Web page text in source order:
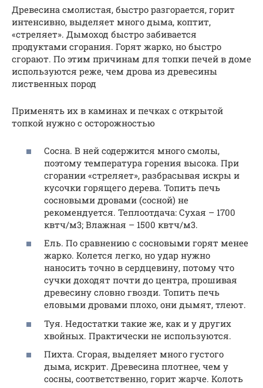
Древесина смолистая, быстро разгорается, горит
интенсивно, выделяет много дыма, коптит,
«стреляет». Дымоход быстро забивается
продуктами сгорания. Горят жарко, но быстро
сгорают. По этим причинам для топки печей в доме
используются реже, чем дрова из древесины
лиственных пород
Применять их в каминах и печках с открытой
топкой нужно с осторожностью
Сосна. В ней содержится много смолы,
поэтому температура горения высока. При
сгорании «стреляет», разбрасывая искры и
кусочки горящего дерева. Топить печь
сосновыми дровами (сосной) не
рекомендуется. Теплоотдача: Сухая – 1700
квтч/м3; Влажная – 1500 квтч/м3.
Ель. По сравнению с сосновыми горят менее
жарко. Колется легко, но удар нужно
наносить точно в сердцевину, потому что
сучки доходят почти до центра, прошивая
древесину словно гвозди. Топить печь
еловыми дровами плохо, они дымят, тлеют.
Туя. Недостатки такие же, как и у других
хвойных. Практически не используются.
Пихта. Сгорая, выделяет много густого
дыма, искрит. Древесина плотнее, чем у
сосны, соответственно, горит жарче. Колоть